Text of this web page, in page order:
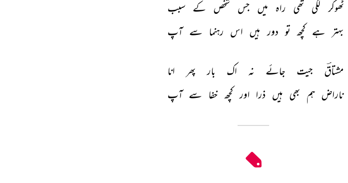
ٹھوکر لگی تھی راہ میں جس شخص کے سبب
بہتر ہے کچھ تو دور ہیں اس رہنما سے آپ
مشتاقؔ جیت جائے نہ اک بار پھر
انا
ناراض ہم بھی ہیں ذرا اور کچھ خفا سے آپ